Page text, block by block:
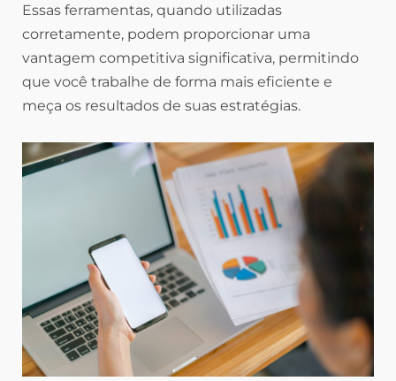
Essas ferramentas, quando utilizadas
corretamente, podem proporcionar uma
vantagem competitiva significativa, permitindo
que você trabalhe de forma mais eficiente e
meça os resultados de suas estratégias.